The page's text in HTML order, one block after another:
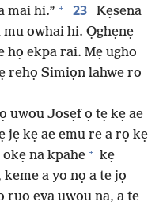
mai hi.” + 23
Kẹsena
owhai hi. Ọghẹnẹ
họ ekpa rai. Mẹ ugho
rehọ Simiọn lahwe ro
uwou Josẹf ọ tẹ kẹ ae
jẹ kẹ ae emu re a rọ kẹ
na kpahe + kẹ
a yo nọ a te jọ
ruọ eva uwou na, a tẹ